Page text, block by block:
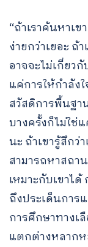
“ถ้าเราค้นหาเ
ง่ายกว่าเยอะ ถ้
อาจจะไม่เกี่ยว
แค่การให้กําลัง
สวัสดิการพื้นฐา
บางครั้งก็ไม่ใช่
นะ ถ้าเขารู้สึกว่
สามารถหาสถ
เหมาะกับเขาไ
ถึงประเด็นการ
การศึกษาทางเ
แตกต่างหลาก